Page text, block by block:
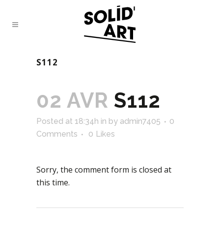
S112
02 AVR S112
Posted at 18:34h in by admin7405
0
Comments
0 Likes
Sorry, the comment form is closed at
this time.